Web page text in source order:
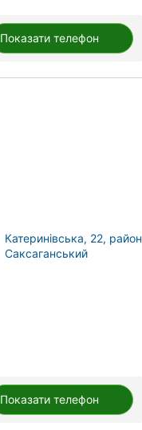
Показати телефон
Катеринівська, 22, район
Саксаганський
Показати телефон